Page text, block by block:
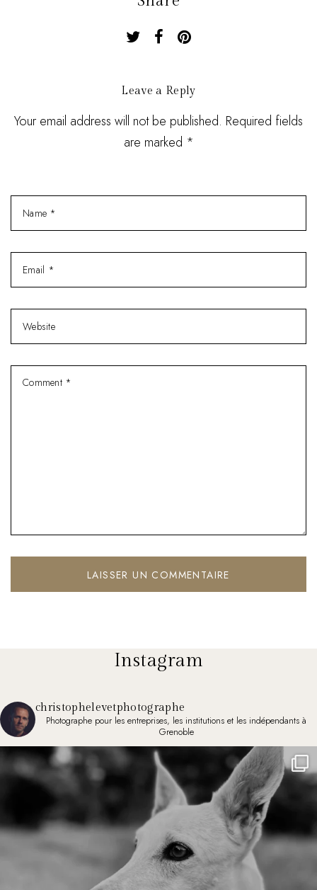
Leave a Reply
Your email address will not be published. Required fields
are marked *
Instagram
christophelevetphotographe
Photographe pour les entreprises, les institutions et les indépendants à
Grenoble